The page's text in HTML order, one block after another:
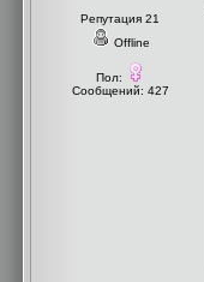
Репутация 21
Offline
Пол:
Сообщений: 427